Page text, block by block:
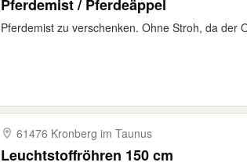
Pferdemist / Pferdeäppel
Pferdemist zu verschenken. Ohne Stroh, da der
61476 Kronberg im Taunus
Leuchtstoffröhren 150 cm